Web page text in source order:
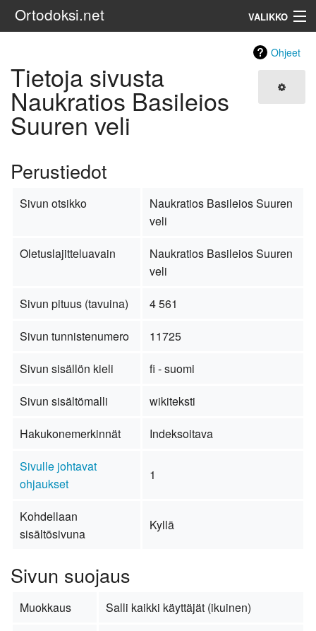
Ortodoksi.net VALIKKO
Haku
Ohjeet
Tietoja sivusta
Naukratios Basileios
Suuren veli
Perustiedot
Sivun otsikko
Naukratios Basileios Suuren
veli
Oletuslajitteluavain
Naukratios Basileios Suuren
veli
Sivun pituus (tavuina)
4 561
Sivun tunnistenumero
11725
Sivun sisällön kieli
fi - suomi
Sivun sisältömalli
wikiteksti
Hakukonemerkinnät
Indeksoitava
Sivulle johtavat
ohjaukset
1
Kohdellaan
sisältösivuna
Kyllä
Sivun suojaus
Muokkaus
Salli kaikki käyttäjät (ikuinen)